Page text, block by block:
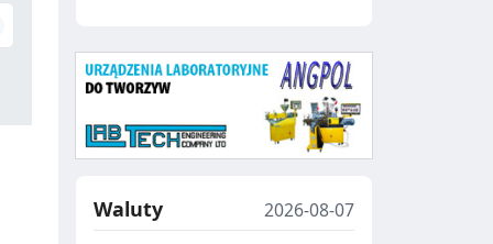
Waluty
2026-08-07